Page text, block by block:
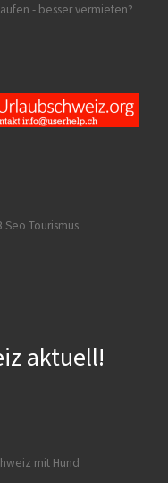
- besser vermieten?
Seo Tourismus
aktuell!
mit Hund